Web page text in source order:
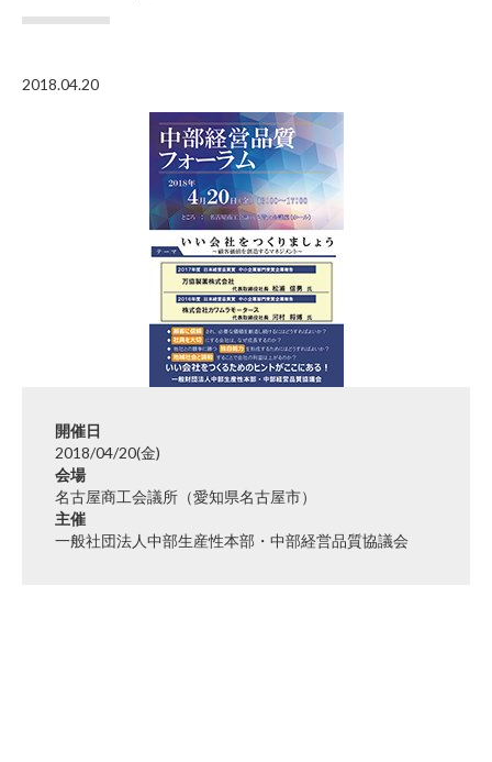
2018.04.20
開催日
2018/04/20(金)
会場
名古屋商工会議所（愛知県名古屋市）
主催
一般社団法人中部生産性本部・中部経営品質協議会